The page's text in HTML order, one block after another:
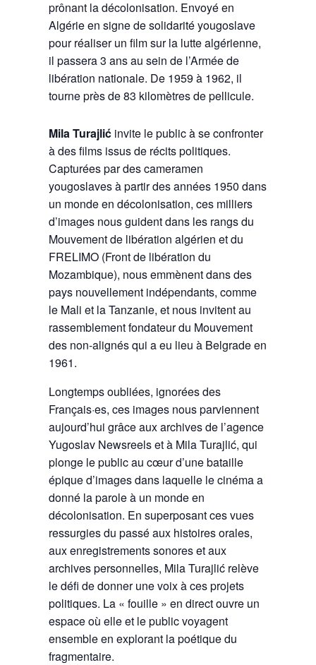
prônant la décolonisation. Envoyé en
Algérie en signe de solidarité yougoslave
pour réaliser un film sur la lutte algérienne,
il passera 3 ans au sein de l’Armée de
libération nationale. De 1959 à 1962, il
tourne près de 83 kilomètres de pellicule.
Mila Turajlić invite le public à se confronter
à des films issus de récits politiques.
Capturées par des cameramen
yougoslaves à partir des années 1950 dans
un monde en décolonisation, ces milliers
d’images nous guident dans les rangs du
Mouvement de libération algérien et du
FRELIMO (Front de libération du
Mozambique), nous emmènent dans des
pays nouvellement indépendants, comme
le Mali et la Tanzanie, et nous invitent au
rassemblement fondateur du Mouvement
des non-alignés qui a eu lieu à Belgrade en
1961.
Longtemps oubliées, ignorées des
Français·es, ces images nous parviennent
aujourd’hui grâce aux archives de l’agence
Yugoslav Newsreels et à Mila Turajlić, qui
plonge le public au cœur d’une bataille
épique d’images dans laquelle le cinéma a
donné la parole à un monde en
décolonisation. En superposant ces vues
ressurgies du passé aux histoires orales,
aux enregistrements sonores et aux
archives personnelles, Mila Turajlić relève
le défi de donner une voix à ces projets
politiques. La « fouille » en direct ouvre un
espace où elle et le public voyagent
ensemble en explorant la poétique du
fragmentaire.